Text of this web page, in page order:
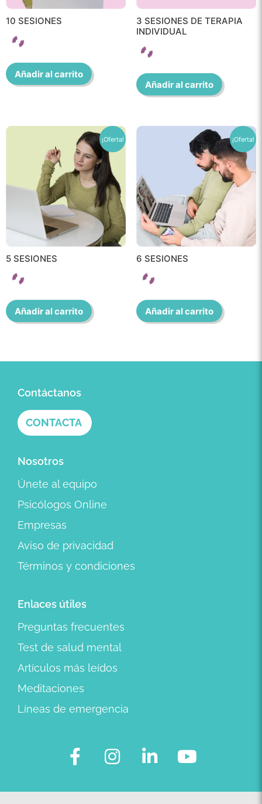
10 SESIONES
Añadir al carrito
3 SESIONES DE TERAPIA
INDIVIDUAL
Añadir al carrito
¡Oferta!
5 SESIONES
Añadir al carrito
¡Oferta!
6 SESIONES
Añadir al carrito
Contáctanos
CONTACTA
Nosotros
Únete al equipo
Psicólogos Online
Empresas
Aviso de privacidad
Términos y condiciones
Enlaces útiles
Preguntas frecuentes
Test de salud mental
Artículos más leídos
Meditaciones
Líneas de emergencia